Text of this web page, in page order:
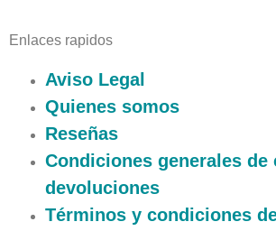
Enlaces rapidos
Aviso Legal
Quienes somos
Reseñas
Condiciones generales de
devoluciones
Términos y condiciones